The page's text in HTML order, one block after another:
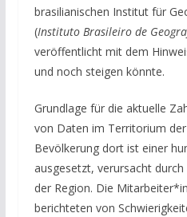
brasilianischen Institut für
(Instituto Brasileiro de
veröffentlicht mit dem
und noch steigen könnte.
Grundlage für die aktuelle
von Daten im Territorium
Bevölkerung dort ist einer
ausgesetzt, verursacht durch
der Region. Die
berichteten von